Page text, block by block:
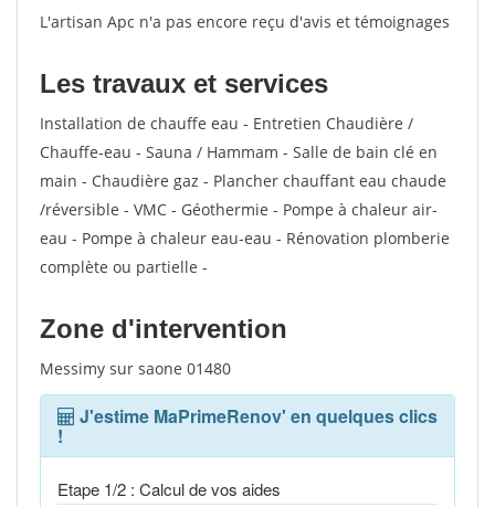
L'artisan Apc n'a pas encore reçu d'avis et témoignages
Les travaux et services
Installation de chauffe eau - Entretien Chaudière /
Chauffe-eau - Sauna / Hammam - Salle de bain clé en
main - Chaudière gaz - Plancher chauffant eau chaude
/réversible - VMC - Géothermie - Pompe à chaleur air-
eau - Pompe à chaleur eau-eau - Rénovation plomberie
complète ou partielle -
Zone d'intervention
Messimy sur saone 01480